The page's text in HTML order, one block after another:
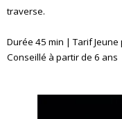
traverse.
Durée 45 min | Tarif Jeune
Conseillé à partir de 6 ans